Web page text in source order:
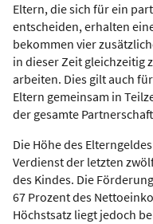
Eltern, die sich für ein
entscheiden, erhalten
bekommen vier
in dieser Zeit gleichzeitig
arbeiten. Dies gilt auch
Eltern gemeinsam in
der gesamte
Die Höhe des
Verdienst der letzten
des Kindes. Die
67 Prozent des
Höchstsatz liegt jedoch